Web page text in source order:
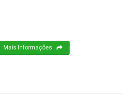
Mais Informações